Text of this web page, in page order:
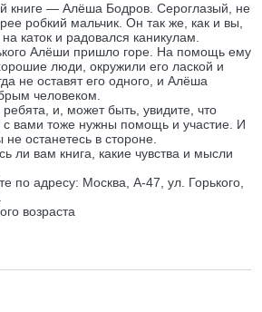
книге — Алёша Бодров. Сероглазый, не
робкий мальчик. Он так же, как и вы,
каток и радовался каникулам.
Алёши пришло горе. На помощь ему
люди, окружили его лаской и
не оставят его одного, и Алёша
человеком.
ребята, и, может быть, увидите, что
с вами тоже нужны помощь и участие. И
останетесь в стороне.
ли вам книга, какие чувства и мысли
по адресу: Москва, А-47, ул. Горького,
возраста